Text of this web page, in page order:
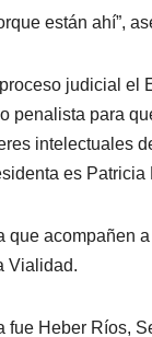
están ahí”,
judicial el
penalista para
intelectuales
es
que acompañen
Vialidad.
fue Heber Ríos,